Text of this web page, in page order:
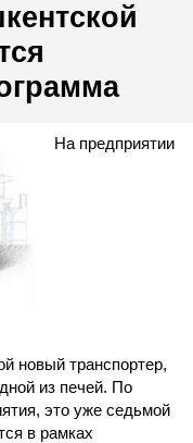
На предприятии
транспортер,
из печей. По
это уже седьмой
в рамках